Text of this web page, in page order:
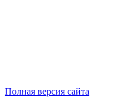
Полная версия сайта